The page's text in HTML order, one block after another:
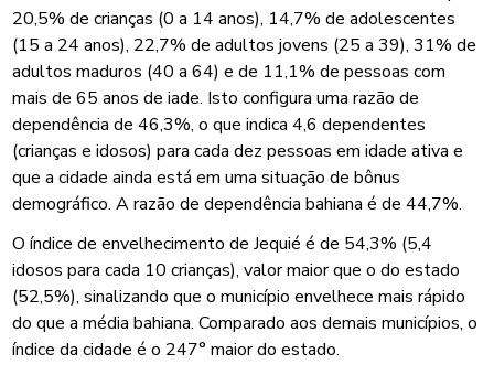
20,5% de crianças (0 a 14 anos), 14,7% de adolescentes
(15 a 24 anos), 22,7% de adultos jovens (25 a 39), 31% de
adultos maduros (40 a 64) e de 11,1% de pessoas com
mais de 65 anos de iade. Isto configura uma razão de
dependência de 46,3%, o que indica 4,6 dependentes
(crianças e idosos) para cada dez pessoas em idade ativa e
que a cidade ainda está em uma situação de bônus
demográfico. A razão de dependência bahiana é de 44,7%.
O índice de envelhecimento de Jequié é de 54,3% (5,4
idosos para cada 10 crianças), valor maior que o do estado
(52,5%), sinalizando que o município envelhece mais rápido
do que a média bahiana. Comparado aos demais municípios, o
índice da cidade é o 247° maior do estado.